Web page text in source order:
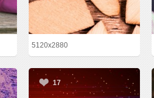
5120x2880
17